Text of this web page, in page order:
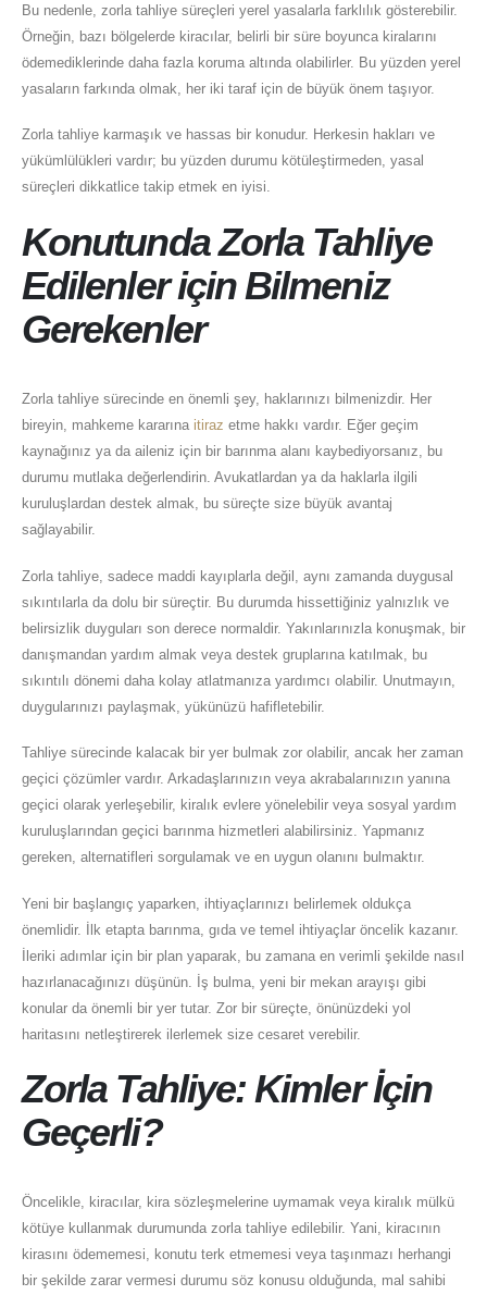
Bu nedenle, zorla tahliye süreçleri yerel yasalarla farklılık gösterebilir.
Örneğin, bazı bölgelerde kiracılar, belirli bir süre boyunca kiralarını
ödemediklerinde daha fazla koruma altında olabilirler. Bu yüzden yerel
yasaların farkında olmak, her iki taraf için de büyük önem taşıyor.
Zorla tahliye karmaşık ve hassas bir konudur. Herkesin hakları ve
yükümlülükleri vardır; bu yüzden durumu kötüleştirmeden, yasal
süreçleri dikkatlice takip etmek en iyisi.
Konutunda Zorla Tahliye
Edilenler için Bilmeniz
Gerekenler
Zorla tahliye sürecinde en önemli şey, haklarınızı bilmenizdir. Her
bireyin, mahkeme kararına itiraz etme hakkı vardır. Eğer geçim
kaynağınız ya da aileniz için bir barınma alanı kaybediyorsanız, bu
durumu mutlaka değerlendirin. Avukatlardan ya da haklarla ilgili
kuruluşlardan destek almak, bu süreçte size büyük avantaj
sağlayabilir.
Zorla tahliye, sadece maddi kayıplarla değil, aynı zamanda duygusal
sıkıntılarla da dolu bir süreçtir. Bu durumda hissettiğiniz yalnızlık ve
belirsizlik duyguları son derece normaldir. Yakınlarınızla konuşmak, bir
danışmandan yardım almak veya destek gruplarına katılmak, bu
sıkıntılı dönemi daha kolay atlatmanıza yardımcı olabilir. Unutmayın,
duygularınızı paylaşmak, yükünüzü hafifletebilir.
Tahliye sürecinde kalacak bir yer bulmak zor olabilir, ancak her zaman
geçici çözümler vardır. Arkadaşlarınızın veya akrabalarınızın yanına
geçici olarak yerleşebilir, kiralık evlere yönelebilir veya sosyal yardım
kuruluşlarından geçici barınma hizmetleri alabilirsiniz. Yapmanız
gereken, alternatifleri sorgulamak ve en uygun olanını bulmaktır.
Yeni bir başlangıç yaparken, ihtiyaçlarınızı belirlemek oldukça
önemlidir. İlk etapta barınma, gıda ve temel ihtiyaçlar öncelik kazanır.
İleriki adımlar için bir plan yaparak, bu zamana en verimli şekilde nasıl
hazırlanacağınızı düşünün. İş bulma, yeni bir mekan arayışı gibi
konular da önemli bir yer tutar. Zor bir süreçte, önünüzdeki yol
haritasını netleştirerek ilerlemek size cesaret verebilir.
Zorla Tahliye: Kimler İçin
Geçerli?
Öncelikle, kiracılar, kira sözleşmelerine uymamak veya kiralık mülkü
kötüye kullanmak durumunda zorla tahliye edilebilir. Yani, kiracının
kirasını ödememesi, konutu terk etmemesi veya taşınmazı herhangi
bir şekilde zarar vermesi durumu söz konusu olduğunda, mal sahibi